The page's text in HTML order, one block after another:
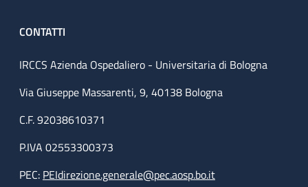
CONTATTI
IRCCS Azienda Ospedaliero - Universitaria di Bologna
Via Giuseppe Massarenti, 9, 40138 Bologna
C.F. 92038610371
P.IVA 02553300373
PEC: PEIdirezione.generale@pec.aosp.bo.it